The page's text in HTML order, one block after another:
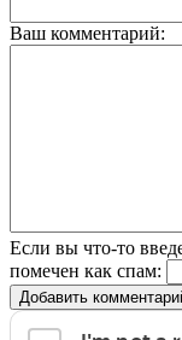
Ваш комментарий:
Если вы что-то
помечен как спам:
Добавить